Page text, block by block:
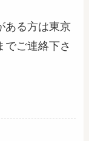
ある方は東京
でご連絡下さ